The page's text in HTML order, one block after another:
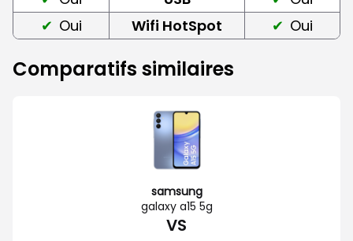
Oui
Wifi HotSpot Oui
Comparatifs similaires
samsung
galaxy a15 5g
VS